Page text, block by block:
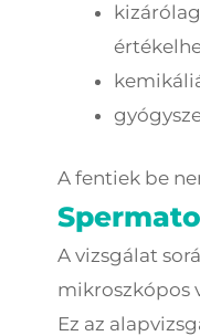
A fentiek be
A vizsgálat
mikroszkópos
Ez az